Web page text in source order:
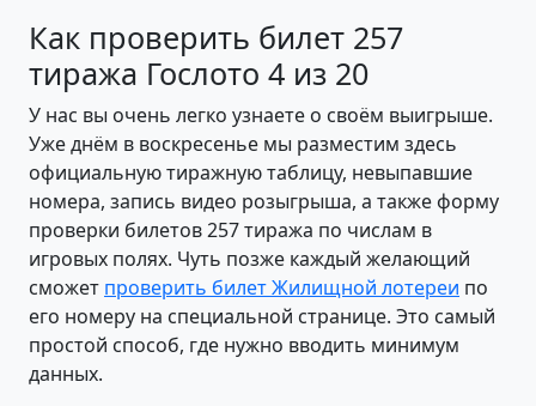
Как проверить билет 257
тиража Гослото 4 из 20
У нас вы очень легко узнаете о своём выигрыше.
Уже днём в воскресенье мы разместим здесь
официальную тиражную таблицу, невыпавшие
номера, запись видео розыгрыша, а также форму
проверки билетов 257 тиража по числам в
игровых полях. Чуть позже каждый желающий
сможет проверить билет Жилищной лотереи по
его номеру на специальной странице. Это самый
простой способ, где нужно вводить минимум
данных.